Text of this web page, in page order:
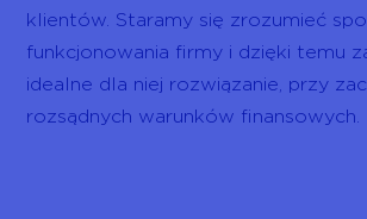
klientów. Staramy się zrozumieć
funkcjonowania firmy i dzięki temu
idealne dla niej rozwiązanie, przy
rozsądnych warunków finansowych.